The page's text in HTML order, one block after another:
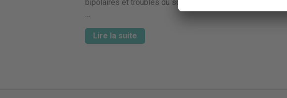
bipolaires et troubles du sommeil Troubles
…
Lire la suite